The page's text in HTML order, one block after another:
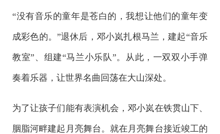
“没有音乐的童年是苍白的，我想让他们的童年变
成彩色的。”退休后，邓小岚扎根马兰，建起“音乐
教室”、组建“马兰小乐队”。从此，一双双小手弹
奏着乐器，让世界名曲回荡在大山深处。
为了让孩子们能有表演机会，邓小岚在铁贯山下、
胭脂河畔建起月亮舞台。就在月亮舞台接近竣工的